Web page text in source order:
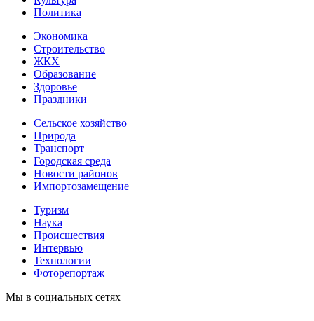
Политика
Экономика
Строительство
ЖКХ
Образование
Здоровье
Праздники
Сельское хозяйство
Природа
Транспорт
Городская среда
Новости районов
Импортозамещение
Туризм
Наука
Происшествия
Интервью
Технологии
Фоторепортаж
Мы в социальных сетях